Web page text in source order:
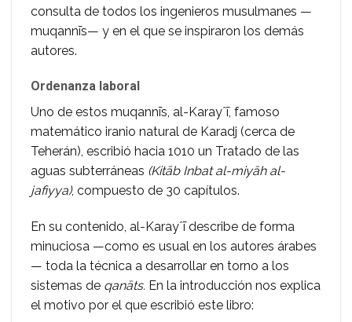
consulta de todos los ingenieros musulmanes —
muqannīs— y en el que se inspiraron los demás
autores.
Ordenanza laboral
Uno de estos muqannīs, al-Karayˆī, famoso
matemático iranio natural de Karadj (cerca de
Teherán), escribió hacia 1010 un Tratado de las
aguas subterráneas (Kitāb Inbat al-miyāh al-
jafiyya), compuesto de 30 capítulos.
En su contenido, al-Karayˆī describe de forma
minuciosa —como es usual en los autores árabes
— toda la técnica a desarrollar en torno a los
sistemas de qanāts. En la introducción nos explica
el motivo por el que escribió este libro: